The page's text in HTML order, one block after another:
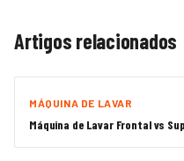
Artigos relacionados
MÁQUINA DE LAVAR
Máquina de Lavar Frontal vs